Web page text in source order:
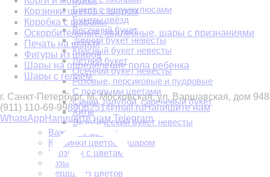
Букет с ранункулюсами
Букеты звёзд
Весенний букет
Зимний букет невесты
Красный букет невесты
Летний букет
Осенний букет невесты
Розовые, персиковые и пудровые
С полевыми цветами
Синий, голубой, сиреневый букет
Хиты
Экзотический букет невесты
Важное о цветах
Корзинки цветов с шаром
Корзины с цветами
Розы
Сердца из цветов
Корзинки цветов с шаром
Коробка с шарами
Оскорбительные, хвалебные, шары с признаниями
Печать на шарах
Фигуры из шаров
Шары на определение пола ребенка
Шары с гелием
г. Санкт-Петербург, М. Московская, ул. Варшавская, дом 948
(911) 110-69-998906251@mail.ruНапишите нам
WhatsApp Напишите нам Telegram